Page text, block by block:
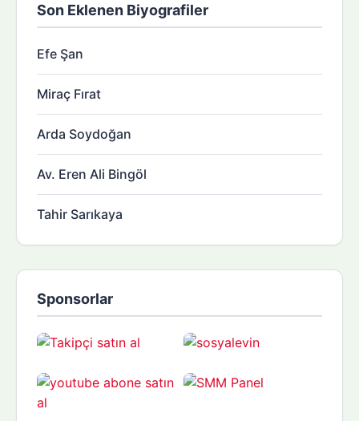
Son Eklenen Biyografiler
Efe Şan
Miraç Fırat
Arda Soydoğan
Av. Eren Ali Bingöl
Tahir Sarıkaya
Sponsorlar